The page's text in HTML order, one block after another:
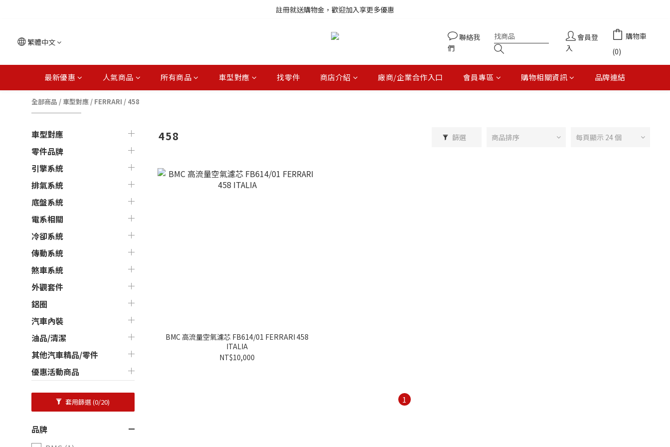
註冊就送購物金，歡迎加入享更多優惠
註冊就送購物金，歡迎加入享更多優惠
繁體中文
聯絡我
們
會員登
入
購物車
(0)
最新優惠 人氣商品 所有商品 車型對應 找零件 商店介紹 廠商/企業合作入口 會員專區 購物相關資訊 品牌連結
全部商品 / 車型對應 / FERRARI / 458
車型對應
零件品牌
引擎系統
排氣系統
底盤系統
電系相關
冷卻系統
傳動系統
煞車系統
外觀套件
鋁圈
汽車內裝
油品/清潔
其他汽車精品/零件
優惠活動商品
套用篩選(0/20)
品牌
458 篩選 商品排序 每頁顯示 24 個
BMC 高流量空氣濾芯 FB614/01 FERRARI 458
ITALIA
NT$10,000
1